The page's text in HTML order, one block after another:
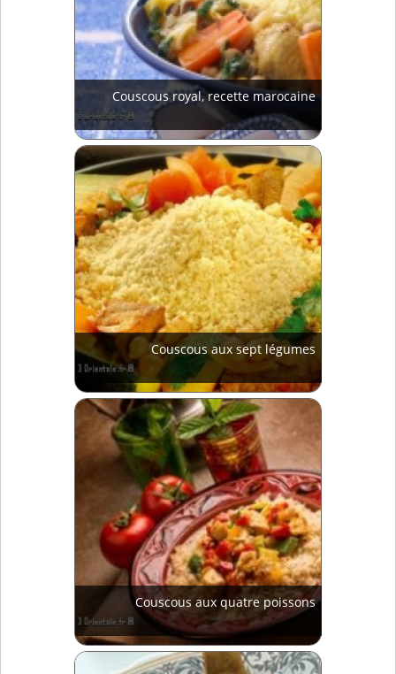
Couscous royal, recette marocaine
Couscous aux sept légumes
Couscous aux quatre poissons